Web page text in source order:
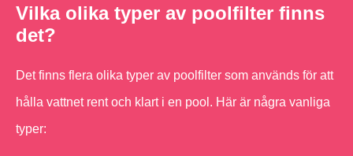
Vilka olika typer av poolfilter finns
det?
Det finns flera olika typer av poolfilter som används för att
hålla vattnet rent och klart i en pool. Här är några vanliga
typer: